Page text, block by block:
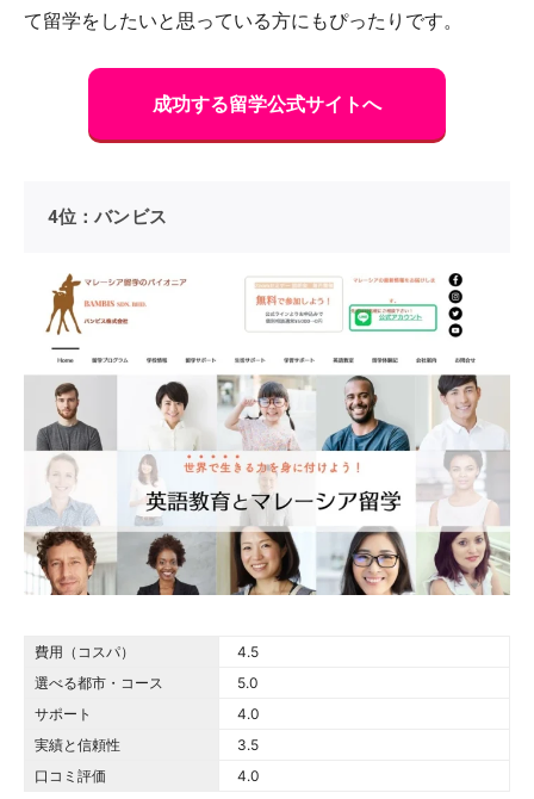
て留学をしたいと思っている方にもぴったりです。
成功する留学公式サイトへ
4位：バンビス
費用（コスパ） 4.5 out of 5.0 stars
4.5
選べる都市・コース
5.0 out of 5.0 stars
5.0
サポート
4.0 out of 5.0 stars
4.0
実績と信頼性
3.5 out of 5.0 stars
3.5
口コミ評価
4.0 out of 5.0 stars
4.0